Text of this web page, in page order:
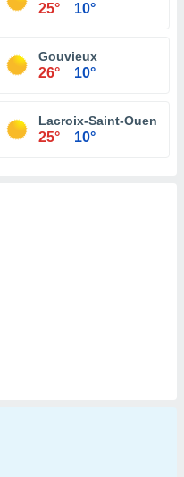
25° 10°
Gouvieux
26° 10°
Lacroix-Saint-Ouen
25° 10°